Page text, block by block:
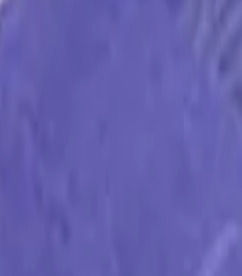
составов, 20х20 см